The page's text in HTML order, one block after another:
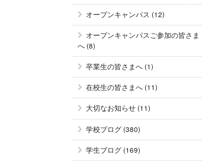
オープンキャンパス (12)
オープンキャンパスご参加の皆さま
へ(8)
卒業生の皆さまへ(1)
在校生の皆さまへ(11)
大切なお知らせ(11)
学校ブログ(380)
学生ブログ(169)